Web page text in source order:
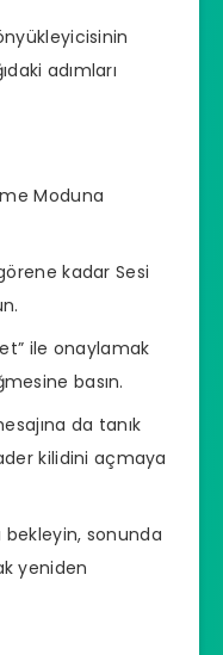
adımları
Moduna
kadar Sesi
ile onaylamak
basın.
da tanık
kilidini açmaya
bekleyin, sonunda
yeniden